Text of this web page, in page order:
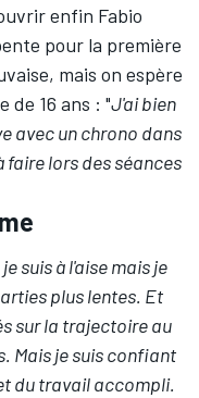
enfin Fabio
pour la première
mais on espère
de 16 ans : "J'ai bien
avec un chrono dans
faire lors des séances
suis à l'aise mais je
plus lentes. Et
sur la trajectoire au
Mais je suis confiant
du travail accompli.